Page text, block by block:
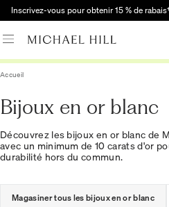
Inscrivez-vous pour obtenir 15 % de
Accueil
Bijoux en or blanc
Découvrez les bijoux en or blanc de
avec un minimum de 10 carats d'or
durabilité hors du commun.
Magasiner tous les bijoux en or blanc